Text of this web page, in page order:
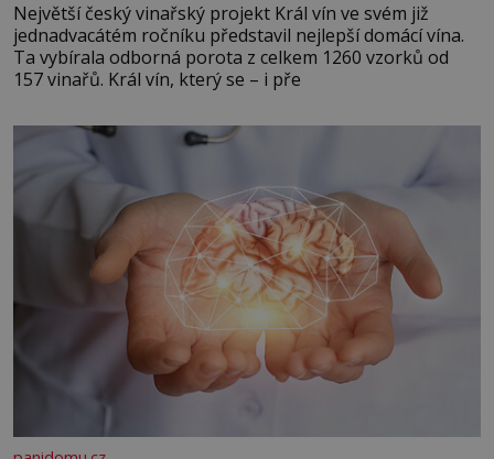
Největší český vinařský projekt Král vín ve svém již
jednadvacátém ročníku představil nejlepší domácí vína.
Ta vybírala odborná porota z celkem 1260 vzorků od
157 vinařů. Král vín, který se – i pře